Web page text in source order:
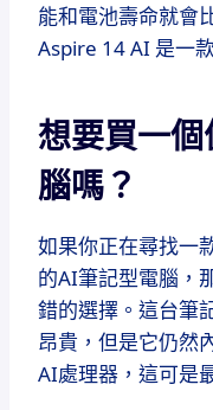
能和電池壽命就會
Aspire 14 AI 是一
想要買一
腦嗎？
如果你正在尋找一
的AI筆記型電腦，
錯的選擇。這台筆
昂貴，但是它仍然
AI處理器，這可是